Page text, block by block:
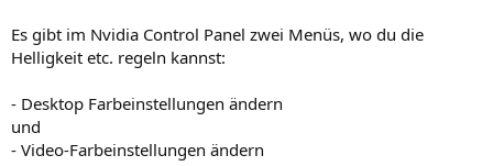
Es gibt im Nvidia Control Panel zwei Menüs, wo du die
Helligkeit etc. regeln kannst:
- Desktop Farbeinstellungen ändern
und
- Video-Farbeinstellungen ändern